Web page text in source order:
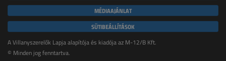
MÉDIAAJÁNLAT
SÜTIBEÁLLÍTÁSOK
A Villanyszerelők Lapja alapítója és kiadója az M-12/B Kft.
© Minden jog fenntartva.